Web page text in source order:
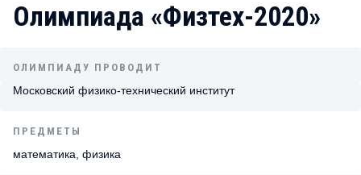
Олимпиада «Физтех-2020»
ОЛИМПИАДУ ПРОВОДИТ
Московский физико-технический институт
ПРЕДМЕТЫ
математика, физика